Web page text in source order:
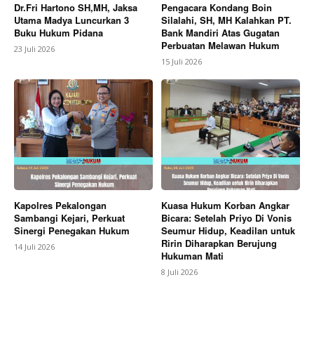
Dr.Fri Hartono SH,MH, Jaksa
Utama Madya Luncurkan 3
Buku Hukum Pidana
23 Juli 2026
Pengacara Kondang Boin
Silalahi, SH, MH Kalahkan PT.
Bank Mandiri Atas Gugatan
Perbuatan Melawan Hukum
15 Juli 2026
Kapolres Pekalongan
Sambangi Kejari, Perkuat
Sinergi Penegakan Hukum
14 Juli 2026
Kuasa Hukum Korban Angkar
Bicara: Setelah Priyo Di Vonis
Seumur Hidup, Keadilan untuk
Ririn Diharapkan Berujung
Hukuman Mati
8 Juli 2026